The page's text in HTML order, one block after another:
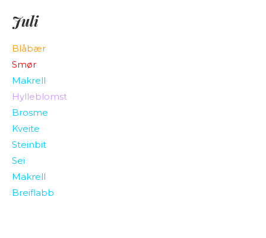
Juli
Blåbær
Smør
Makrell
Hylleblomst
Brosme
Kveite
Steinbit
Sei
Makrell
Breiflabb